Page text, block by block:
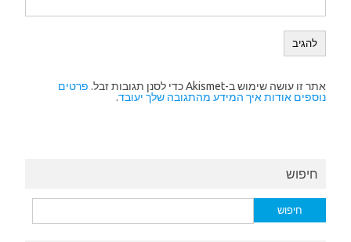
אתר זו עושה שימוש ב-Akismet כדי לסנן תגובות זבל.
פרטים
נוספים אודות איך המידע מהתגובה שלך יעובד.
חיפוש
חיפוש: